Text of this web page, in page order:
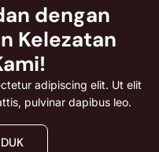
dengan
Kelezatan
adipiscing elit. Ut elit
pulvinar dapibus leo.